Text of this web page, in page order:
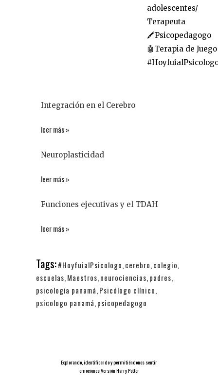
adolescentes/
Terapeuta
🖍Psicopedagogo
🤖Terapia de Juego
Integración en el Cerebro
leer más »
Neuroplasticidad
leer más »
Funciones ejecutivas y el TDAH
leer más »
Tags:#HoyfuialPsicologo,cerebro,colegio,
escuelas,Maestros,neurociencias,padres,
psicología panamá,Psicólogo clínico,
psicologo panamá,psicopedagogo
Explorando, identificando y permitiéndonos sentir
emociones Versión Harry Potter